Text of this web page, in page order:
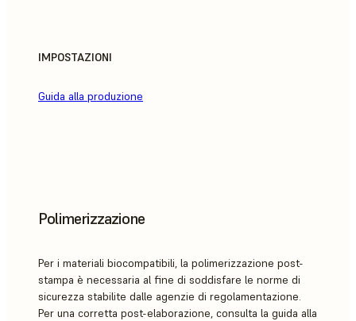
IMPOSTAZIONI
Guida alla produzione
Polimerizzazione
Per i materiali biocompatibili, la polimerizzazione post-
stampa è necessaria al fine di soddisfare le norme di
sicurezza stabilite dalle agenzie di regolamentazione.
Per una corretta post-elaborazione, consulta la guida alla